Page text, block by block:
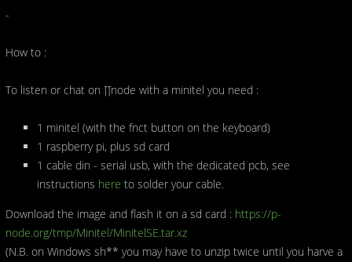
-
How to :
To listen or chat on ∏node with a minitel you need :
1 minitel (with the fnct button on the keyboard)
1 raspberry pi, plus sd card
1 cable din - serial usb, with the dedicated pcb, see
instructions here to solder your cable.
Download the image and flash it on a sd card : https://p-
node.org/tmp/Minitel/MinitelSE.tar.xz
(N.B. on Windows sh** you may have to unzip twice until you harve a